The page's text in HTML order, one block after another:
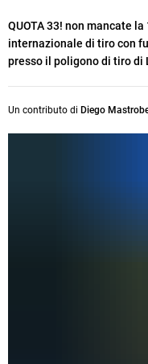
QUOTA 33! non mancate la
internazionale di tiro con
presso il poligono di tiro di
Un contributo di Diego